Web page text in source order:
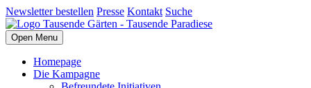
Newsletter bestellen Presse Kontakt Suche
Open Menu
Homepage
Die Kampagne